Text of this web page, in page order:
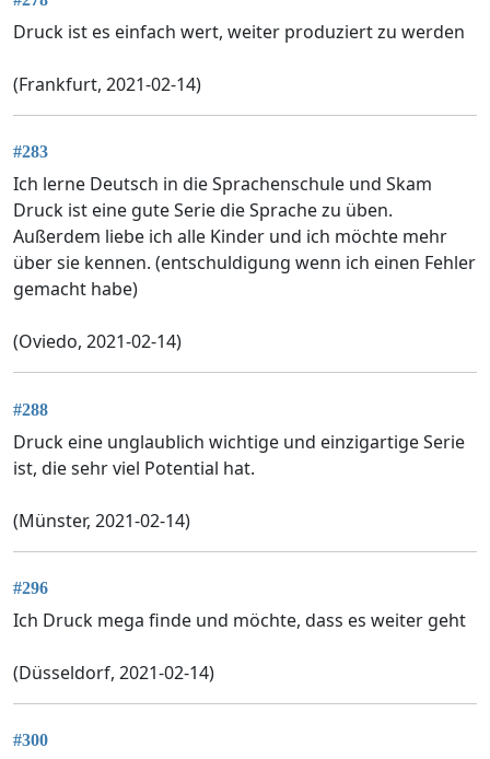
Druck ist es einfach wert, weiter produziert zu werden
(Frankfurt, 2021-02-14)
#283
Ich lerne Deutsch in die Sprachenschule und Skam
Druck ist eine gute Serie die Sprache zu üben.
Außerdem liebe ich alle Kinder und ich möchte mehr
über sie kennen. (entschuldigung wenn ich einen Fehler
gemacht habe)
(Oviedo, 2021-02-14)
#288
Druck eine unglaublich wichtige und einzigartige Serie
ist, die sehr viel Potential hat.
(Münster, 2021-02-14)
#296
Ich Druck mega finde und möchte, dass es weiter geht
(Düsseldorf, 2021-02-14)
#300